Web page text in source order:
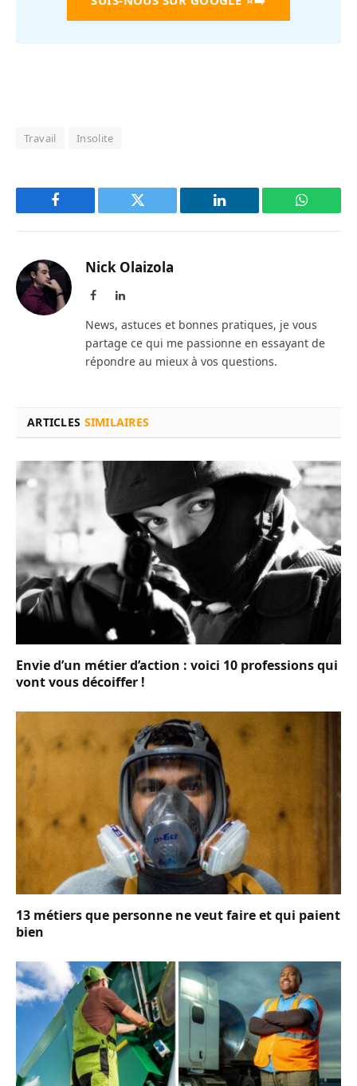
Travail Insolite
Facebook Twitter LinkedIn
Nick Olaizola
FacebookLinkedIn
News, astuces et bonnes pratiques, je vous
partage ce qui me passionne en essayant de
répondre au mieux à vos questions.
ARTICLES SIMILAIRES
Envie d’un métier d’action : voici 10 professions qui
vont vous décoiffer !
13 métiers que personne ne veut faire et qui paient
bien